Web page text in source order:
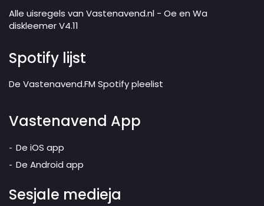
Alle uisregels van Vastenavend.nl - Oe en Wa
diskleemer V4.11
Spotify lijst
De Vastenavend.FM Spotify pleelist
Vastenavend App
De iOS app
De Android app
Sesjale medieja